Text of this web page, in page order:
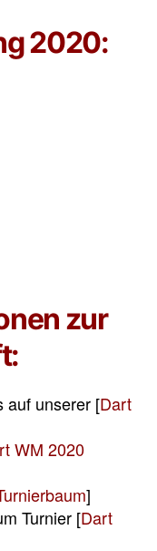
2020:
zur
auf unserer [Dart
WM 2020
]
Turnier [Dart